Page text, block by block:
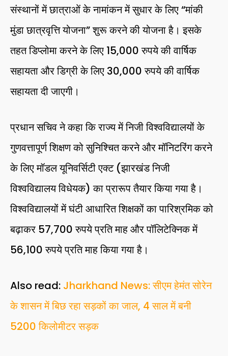
संस्थानों में छात्राओं के नामांकन में सुधार के लिए “मांकी
मुंडा छात्रवृत्ति योजना” शुरू करने की योजना है। इसके
तहत डिप्लोमा करने के लिए 15,000 रुपये की वार्षिक
सहायता और डिग्री के लिए 30,000 रुपये की वार्षिक
सहायता दी जाएगी।
प्रधान सचिव ने कहा कि राज्य में निजी विश्वविद्यालयों के
गुणवत्तापूर्ण शिक्षण को सुनिश्चित करने और मॉनिटरिंग करने
के लिए मॉडल यूनिवर्सिटी एक्ट (झारखंड निजी
विश्वविद्यालय विधेयक) का प्रारूप तैयार किया गया है।
विश्वविद्यालयों में घंटी आधारित शिक्षकों का पारिश्रमिक को
बढ़ाकर 57,700 रुपये प्रति माह और पॉलिटेक्निक में
56,100 रुपये प्रति माह किया गया है।
Also read: Jharkhand News: सीएम हेमंत सोरेन
के शासन में बिछ रहा सड़कों का जाल, 4 साल में बनी
5200 किलोमीटर सड़क